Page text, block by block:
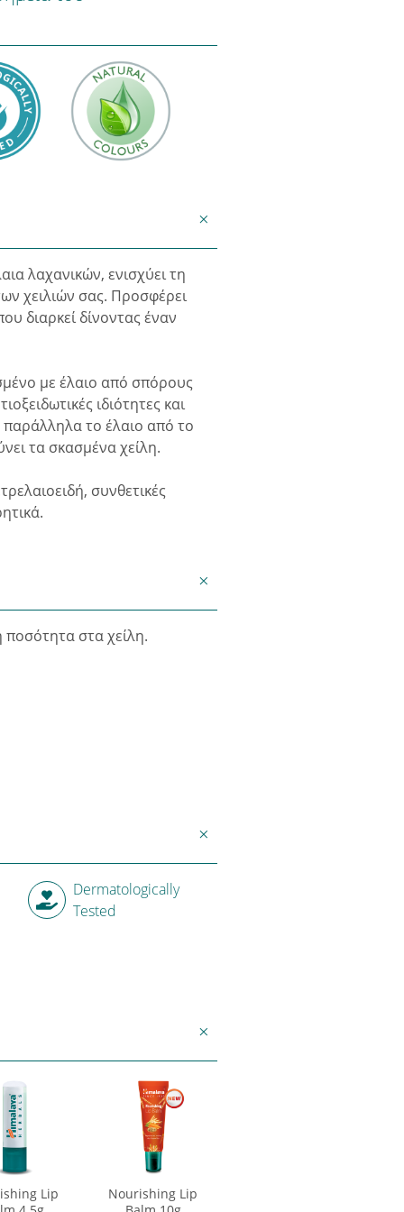
λαχανικών, ενισχύει τη
χειλιών σας. Προσφέρει
διαρκεί δίνοντας έναν
με έλαιο από σπόρους
ιδιότητες και
το έλαιο από το
τα σκασμένα χείλη.
συνθετικές
στα χείλη.
Dermatologically
Tested
Lip
Nourishing Lip